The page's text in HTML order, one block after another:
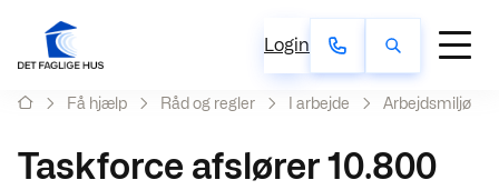
Login
Få hjælp Råd og regler I arbejde Arbejdsmiljø
Taskforce afslører 10.800